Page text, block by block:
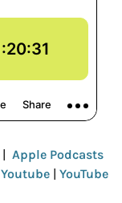
| Apple Podcasts
Youtube | YouTube